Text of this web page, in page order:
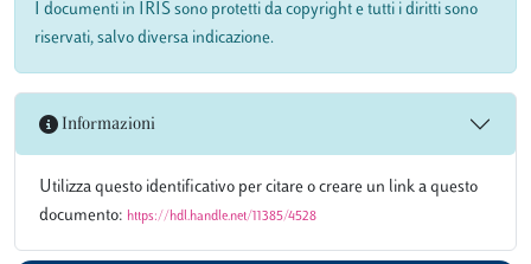
I documenti in IRIS sono protetti da copyright e tutti i diritti sono
riservati, salvo diversa indicazione.
Informazioni
Utilizza questo identificativo per citare o creare un link a questo
documento: https://hdl.handle.net/11385/4528